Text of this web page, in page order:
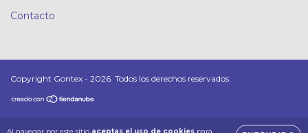
Al navegar por este sitio aceptas el uso de cookies para
Contacto
Copyright Gontex - 2026. Todos los derechos reservados.